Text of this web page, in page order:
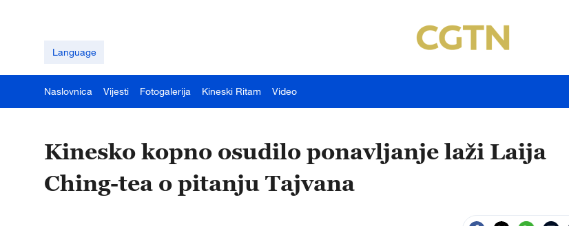
Language
Naslovnica Vijesti Fotogalerija Kineski Ritam Video
Kinesko kopno osudilo ponavljanje laži Laija
Ching-tea o pitanju Tajvana